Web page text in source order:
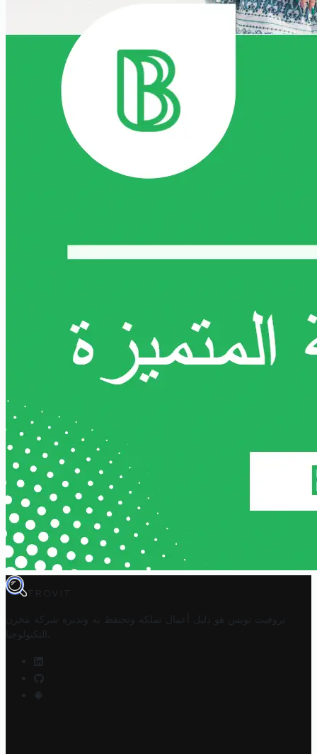
TROVIT
تروفيت تونس هو دليل أعمال تملكه وتحتفظ به وتديره
شركة مخزن
التكنولوجيا